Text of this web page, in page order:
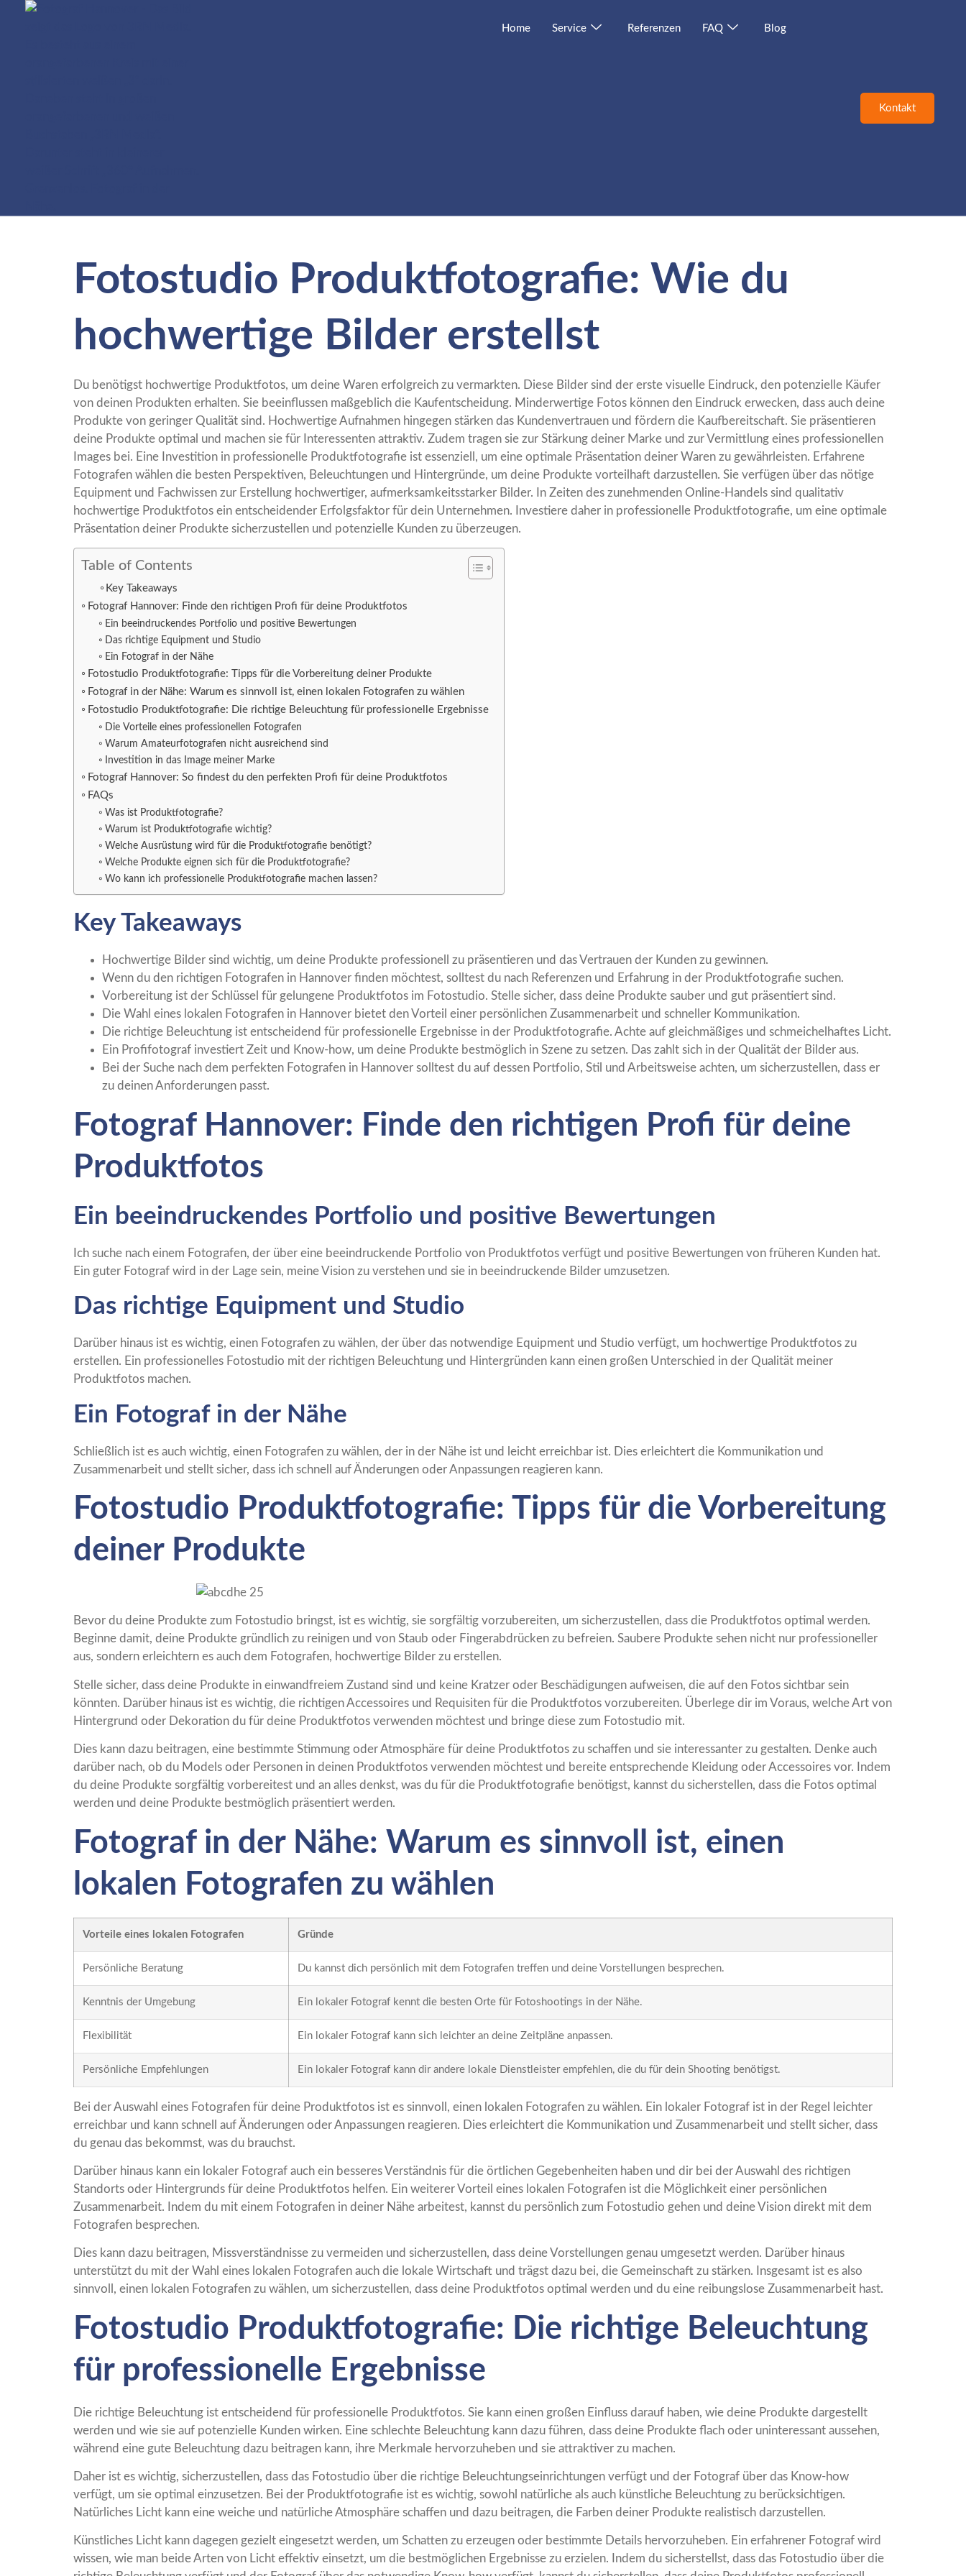
Home Service Referenzen FAQ Blog
Kontakt
Fotostudio Produktfotografie: Wie du
hochwertige Bilder erstellst
Du benötigst hochwertige Produktfotos, um deine Waren erfolgreich zu vermarkten. Diese Bilder sind der erste visuelle Eindruck, den potenzielle Käufer
von deinen Produkten erhalten. Sie beeinflussen maßgeblich die Kaufentscheidung. Minderwertige Fotos können den Eindruck erwecken, dass auch deine
Produkte von geringer Qualität sind. Hochwertige Aufnahmen hingegen stärken das Kundenvertrauen und fördern die Kaufbereitschaft. Sie präsentieren
deine Produkte optimal und machen sie für Interessenten attraktiv. Zudem tragen sie zur Stärkung deiner Marke und zur Vermittlung eines professionellen
Images bei. Eine Investition in professionelle Produktfotografie ist essenziell, um eine optimale Präsentation deiner Waren zu gewährleisten. Erfahrene
Fotografen wählen die besten Perspektiven, Beleuchtungen und Hintergründe, um deine Produkte vorteilhaft darzustellen. Sie verfügen über das nötige
Equipment und Fachwissen zur Erstellung hochwertiger, aufmerksamkeitsstarker Bilder. In Zeiten des zunehmenden Online-Handels sind qualitativ
hochwertige Produktfotos ein entscheidender Erfolgsfaktor für dein Unternehmen. Investiere daher in professionelle Produktfotografie, um eine optimale
Präsentation deiner Produkte sicherzustellen und potenzielle Kunden zu überzeugen.
Table of Contents
Key Takeaways
Fotograf Hannover: Finde den richtigen Profi für deine Produktfotos
Ein beeindruckendes Portfolio und positive Bewertungen
Das richtige Equipment und Studio
Ein Fotograf in der Nähe
Fotostudio Produktfotografie: Tipps für die Vorbereitung deiner Produkte
Fotograf in der Nähe: Warum es sinnvoll ist, einen lokalen Fotografen zu wählen
Fotostudio Produktfotografie: Die richtige Beleuchtung für professionelle Ergebnisse
Die Vorteile eines professionellen Fotografen
Warum Amateurfotografen nicht ausreichend sind
Investition in das Image meiner Marke
Fotograf Hannover: So findest du den perfekten Profi für deine Produktfotos
FAQs
Was ist Produktfotografie?
Warum ist Produktfotografie wichtig?
Welche Ausrüstung wird für die Produktfotografie benötigt?
Welche Produkte eignen sich für die Produktfotografie?
Wo kann ich professionelle Produktfotografie machen lassen?
Key Takeaways
Hochwertige Bilder sind wichtig, um deine Produkte professionell zu präsentieren und das Vertrauen der Kunden zu gewinnen.
Wenn du den richtigen Fotografen in Hannover finden möchtest, solltest du nach Referenzen und Erfahrung in der Produktfotografie suchen.
Vorbereitung ist der Schlüssel für gelungene Produktfotos im Fotostudio. Stelle sicher, dass deine Produkte sauber und gut präsentiert sind.
Die Wahl eines lokalen Fotografen in Hannover bietet den Vorteil einer persönlichen Zusammenarbeit und schneller Kommunikation.
Die richtige Beleuchtung ist entscheidend für professionelle Ergebnisse in der Produktfotografie. Achte auf gleichmäßiges und schmeichelhaftes Licht.
Ein Profifotograf investiert Zeit und Know-how, um deine Produkte bestmöglich in Szene zu setzen. Das zahlt sich in der Qualität der Bilder aus.
Bei der Suche nach dem perfekten Fotografen in Hannover solltest du auf dessen Portfolio, Stil und Arbeitsweise achten, um sicherzustellen, dass er
zu deinen Anforderungen passt.
Fotograf Hannover: Finde den richtigen Profi für deine
Produktfotos
Ein beeindruckendes Portfolio und positive Bewertungen
Ich suche nach einem Fotografen, der über eine beeindruckende Portfolio von Produktfotos verfügt und positive Bewertungen von früheren Kunden hat.
Ein guter Fotograf wird in der Lage sein, meine Vision zu verstehen und sie in beeindruckende Bilder umzusetzen.
Das richtige Equipment und Studio
Darüber hinaus ist es wichtig, einen Fotografen zu wählen, der über das notwendige Equipment und Studio verfügt, um hochwertige Produktfotos zu
erstellen. Ein professionelles Fotostudio mit der richtigen Beleuchtung und Hintergründen kann einen großen Unterschied in der Qualität meiner
Produktfotos machen.
Ein Fotograf in der Nähe
Schließlich ist es auch wichtig, einen Fotografen zu wählen, der in der Nähe ist und leicht erreichbar ist. Dies erleichtert die Kommunikation und
Zusammenarbeit und stellt sicher, dass ich schnell auf Änderungen oder Anpassungen reagieren kann.
Fotostudio Produktfotografie: Tipps für die Vorbereitung
deiner Produkte
Bevor du deine Produkte zum Fotostudio bringst, ist es wichtig, sie sorgfältig vorzubereiten, um sicherzustellen, dass die Produktfotos optimal werden.
Beginne damit, deine Produkte gründlich zu reinigen und von Staub oder Fingerabdrücken zu befreien. Saubere Produkte sehen nicht nur professioneller
aus, sondern erleichtern es auch dem Fotografen, hochwertige Bilder zu erstellen.
Stelle sicher, dass deine Produkte in einwandfreiem Zustand sind und keine Kratzer oder Beschädigungen aufweisen, die auf den Fotos sichtbar sein
könnten. Darüber hinaus ist es wichtig, die richtigen Accessoires und Requisiten für die Produktfotos vorzubereiten. Überlege dir im Voraus, welche Art von
Hintergrund oder Dekoration du für deine Produktfotos verwenden möchtest und bringe diese zum Fotostudio mit.
Dies kann dazu beitragen, eine bestimmte Stimmung oder Atmosphäre für deine Produktfotos zu schaffen und sie interessanter zu gestalten. Denke auch
darüber nach, ob du Models oder Personen in deinen Produktfotos verwenden möchtest und bereite entsprechende Kleidung oder Accessoires vor. Indem
du deine Produkte sorgfältig vorbereitest und an alles denkst, was du für die Produktfotografie benötigst, kannst du sicherstellen, dass die Fotos optimal
werden und deine Produkte bestmöglich präsentiert werden.
Fotograf in der Nähe: Warum es sinnvoll ist, einen
lokalen Fotografen zu wählen
Vorteile eines lokalen Fotografen Gründe
Persönliche Beratung Du kannst dich persönlich mit dem Fotografen treffen und deine Vorstellungen besprechen.
Kenntnis der Umgebung Ein lokaler Fotograf kennt die besten Orte für Fotoshootings in der Nähe.
Flexibilität Ein lokaler Fotograf kann sich leichter an deine Zeitpläne anpassen.
Persönliche Empfehlungen Ein lokaler Fotograf kann dir andere lokale Dienstleister empfehlen, die du für dein Shooting benötigst.
Bei der Auswahl eines Fotografen für deine Produktfotos ist es sinnvoll, einen lokalen Fotografen zu wählen. Ein lokaler Fotograf ist in der Regel leichter
erreichbar und kann schnell auf Änderungen oder Anpassungen reagieren. Dies erleichtert die Kommunikation und Zusammenarbeit und stellt sicher, dass
du genau das bekommst, was du brauchst.
Darüber hinaus kann ein lokaler Fotograf auch ein besseres Verständnis für die örtlichen Gegebenheiten haben und dir bei der Auswahl des richtigen
Standorts oder Hintergrunds für deine Produktfotos helfen. Ein weiterer Vorteil eines lokalen Fotografen ist die Möglichkeit einer persönlichen
Zusammenarbeit. Indem du mit einem Fotografen in deiner Nähe arbeitest, kannst du persönlich zum Fotostudio gehen und deine Vision direkt mit dem
Fotografen besprechen.
Dies kann dazu beitragen, Missverständnisse zu vermeiden und sicherzustellen, dass deine Vorstellungen genau umgesetzt werden. Darüber hinaus
unterstützt du mit der Wahl eines lokalen Fotografen auch die lokale Wirtschaft und trägst dazu bei, die Gemeinschaft zu stärken. Insgesamt ist es also
sinnvoll, einen lokalen Fotografen zu wählen, um sicherzustellen, dass deine Produktfotos optimal werden und du eine reibungslose Zusammenarbeit hast.
Fotostudio Produktfotografie: Die richtige Beleuchtung
für professionelle Ergebnisse
Die richtige Beleuchtung ist entscheidend für professionelle Produktfotos. Sie kann einen großen Einfluss darauf haben, wie deine Produkte dargestellt
werden und wie sie auf potenzielle Kunden wirken. Eine schlechte Beleuchtung kann dazu führen, dass deine Produkte flach oder uninteressant aussehen,
während eine gute Beleuchtung dazu beitragen kann, ihre Merkmale hervorzuheben und sie attraktiver zu machen.
Daher ist es wichtig, sicherzustellen, dass das Fotostudio über die richtige Beleuchtungseinrichtungen verfügt und der Fotograf über das Know-how
verfügt, um sie optimal einzusetzen. Bei der Produktfotografie ist es wichtig, sowohl natürliche als auch künstliche Beleuchtung zu berücksichtigen.
Natürliches Licht kann eine weiche und natürliche Atmosphäre schaffen und dazu beitragen, die Farben deiner Produkte realistisch darzustellen.
Künstliches Licht kann dagegen gezielt eingesetzt werden, um Schatten zu erzeugen oder bestimmte Details hervorzuheben. Ein erfahrener Fotograf wird
wissen, wie man beide Arten von Licht effektiv einsetzt, um die bestmöglichen Ergebnisse zu erzielen. Indem du sicherstellst, dass das Fotostudio über die